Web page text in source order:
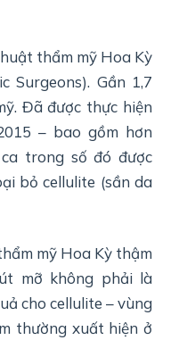
thẩm mỹ Hoa Kỳ
Surgeons). Gần 1,7
Đã được thực hiện
– bao gồm hơn
trong số đó được
bỏ cellulite (sần da
mỹ Hoa Kỳ thậm
mỡ không phải là
cho cellulite – vùng
thường xuất hiện ở